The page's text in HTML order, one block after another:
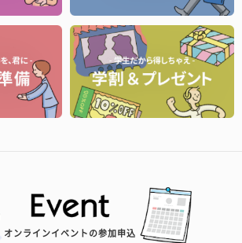
オンラインイベントの参加申込